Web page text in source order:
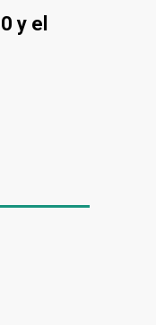
y el